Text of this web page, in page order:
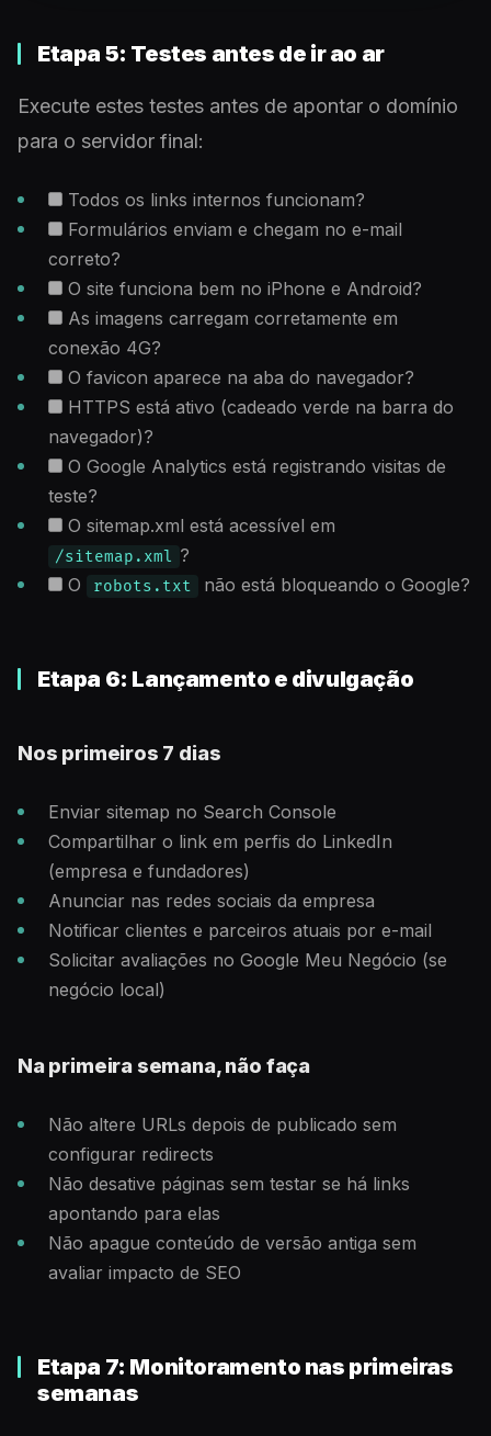
Etapa 5: Testes antes de ir ao ar
Execute estes testes antes de apontar o domínio
para o servidor final:
Todos os links internos funcionam?
Formulários enviam e chegam no e-mail
correto?
O site funciona bem no iPhone e Android?
As imagens carregam corretamente em
conexão 4G?
O favicon aparece na aba do navegador?
HTTPS está ativo (cadeado verde na barra do
navegador)?
O Google Analytics está registrando visitas de
teste?
O sitemap.xml está acessível em
/sitemap.xml ?
O
robots.txt não está bloqueando o Google?
Etapa 6: Lançamento e divulgação
Nos primeiros 7 dias
Enviar sitemap no Search Console
Compartilhar o link em perfis do LinkedIn
(empresa e fundadores)
Anunciar nas redes sociais da empresa
Notificar clientes e parceiros atuais por e-mail
Solicitar avaliações no Google Meu Negócio (se
negócio local)
Na primeira semana, não faça
Não altere URLs depois de publicado sem
configurar redirects
Não desative páginas sem testar se há links
apontando para elas
Não apague conteúdo de versão antiga sem
avaliar impacto de SEO
Etapa 7: Monitoramento nas primeiras
semanas